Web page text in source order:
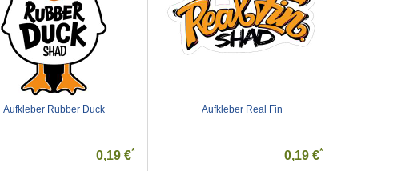
Aufkleber Rubber Duck
0,19 €*
Aufkleber Real Fin
0,19 €*